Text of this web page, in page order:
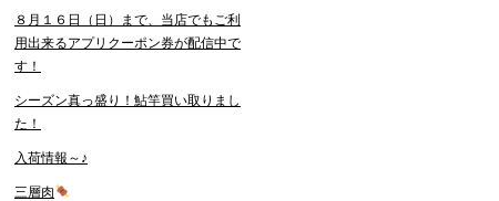
８月１６日（日）まで、当店でもご利
用出来るアプリクーポン券が配信中で
す！
シーズン真っ盛り！鮎竿買い取りまし
た！
入荷情報～♪
三層肉